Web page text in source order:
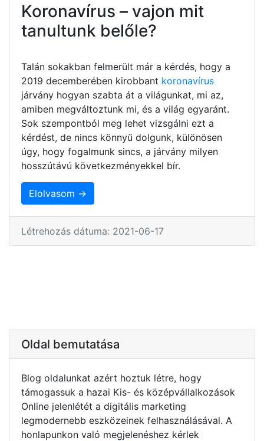
Koronavírus – vajon mit
tanultunk belőle?
Talán sokakban felmerült már a kérdés, hogy a
2019 decemberében kirobbant koronavírus
járvány hogyan szabta át a világunkat, mi az,
amiben megváltoztunk mi, és a világ egyaránt.
Sok szempontból meg lehet vizsgálni ezt a
kérdést, de nincs könnyű dolgunk, különösen
úgy, hogy fogalmunk sincs, a járvány milyen
hosszútávú következményekkel bír.
Elolvasom →
Létrehozás dátuma: 2021-06-17
Oldal bemutatása
Blog oldalunkat azért hoztuk létre, hogy
támogassuk a hazai Kis- és középvállalkozások
Online jelenlétét a digitális marketing
legmodernebb eszközeinek felhasználásával. A
honlapunkon való megjelenéshez kérlek